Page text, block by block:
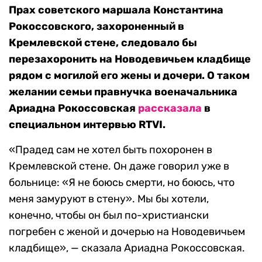
Прах советского маршала Константина
Рокоссовского, захороненный в
Кремлевской стене, следовало бы
перезахоронить на Новодевичьем кладбище
рядом с могилой его жены и дочери. О таком
желании семьи правнучка военачальника
Ариадна Рокоссовская рассказала в
специальном интервью RTVI.
«Прадед сам не хотел быть похоронен в
Кремлевской стене. Он даже говорил уже в
больнице: «Я не боюсь смерти, но боюсь, что
меня замуруют в стену». Мы бы хотели,
конечно, чтобы он был по-христиански
погребен с женой и дочерью на Новодевичьем
кладбище», — сказала Ариадна Рокоссовская.